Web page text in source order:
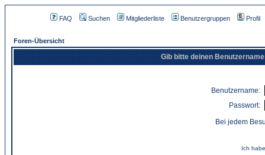
FAQ Suchen Mitgliederliste Benutzergruppen Profil
Foren-Übersicht
Gib bitte deinen
Benutzername:
Passwort:
Bei jedem
Ich